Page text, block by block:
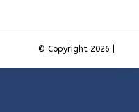
© Copyright 2026 |